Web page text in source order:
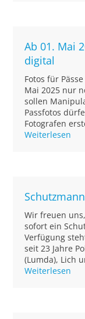
Ab 01. Mai
digital
Fotos für
Mai 2025 nur
sollen
Passfotos
Fotografen
Weiterlesen
Wir freuen
sofort ein
Verfügung
seit 23 Jahre
(Lumda), Lich
Weiterlesen